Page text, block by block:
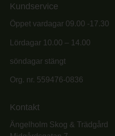
Kundservice
Öppet vardagar 09.00 -17.30
Lördagar 10.00 – 14.00
söndagar stängt
Org. nr. 559476-0836
Kontakt
Ängelholm Skog & Trädgård